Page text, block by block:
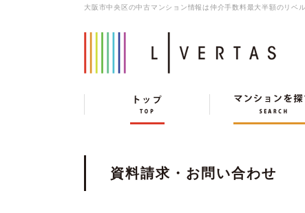
大阪市中央区の中古マンション情報は仲介手数料最大半額のリベ
資料請求・お問い合わせ